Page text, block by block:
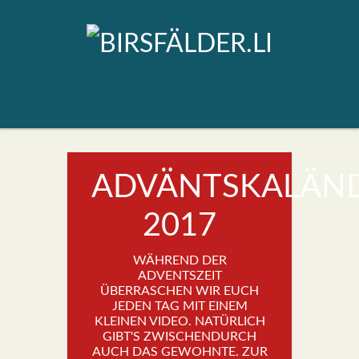
2017
WÄHREND DER
ADVENTSZEIT
ÜBERRASCHEN WIR EUCH
JEDEN TAG MIT EINEM
KLEINEN VIDEO. NATÜRLICH
GIBT'S ZWISCHENDURCH
AUCH DAS GEWOHNTE. ZUR